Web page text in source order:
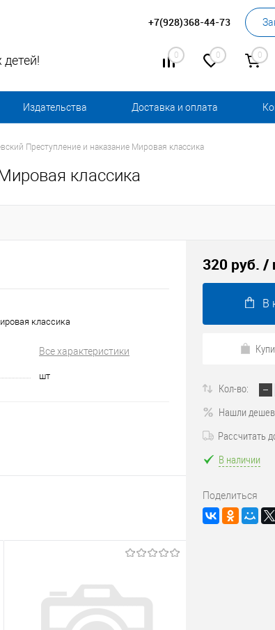
+7(928)368-44-73
0 0 0
Издательства Доставка и оплата
Преступление и наказание Мировая классика
классика
классика
Все характеристики
шт
320 руб. /
В
Кол-во:
Нашли
Рассчитать
В наличии
Поделиться